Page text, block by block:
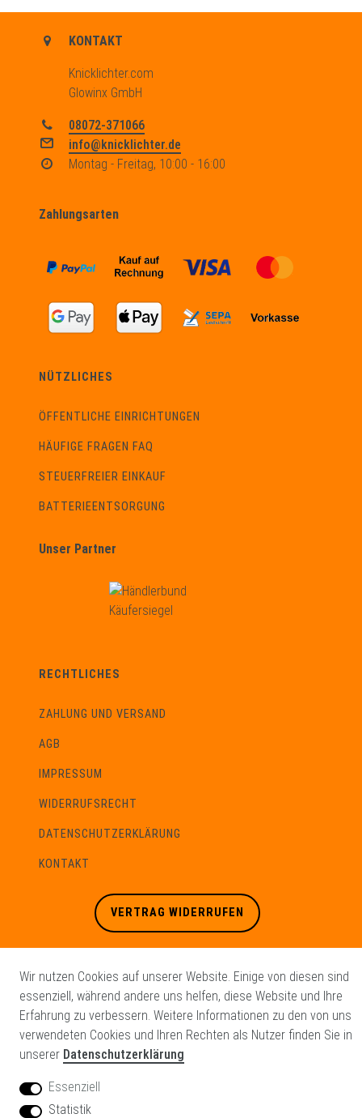
KONTAKT
Knicklichter.com
Glowinx GmbH
08072-371066
info@knicklichter.de
Montag - Freitag, 10:00 - 16:00
Zahlungsarten
NÜTZLICHES
ÖFFENTLICHE EINRICHTUNGEN
HÄUFIGE FRAGEN FAQ
STEUERFREIER EINKAUF
BATTERIEENTSORGUNG
Unser Partner
RECHTLICHES
ZAHLUNG UND VERSAND
AGB
IMPRESSUM
WIDERRUFSRECHT
DATENSCHUTZERKLÄRUNG
KONTAKT
VERTRAG WIDERRUFEN
NEWSLETTER
Sie können den Newsletter jederzeit kostenlos
abbestellen.
E-MAIL **
Newsletter
Honig
Hiermit bestätige ich, dass ich die
Wir nutzen Cookies auf unserer Website. Einige von diesen sind
essenziell, während andere uns helfen, diese Website und Ihre
Erfahrung zu verbessern. Weitere Informationen zu den von uns
verwendeten Cookies und Ihren Rechten als Nutzer finden Sie in
unserer Datenschutzerklärung
Essenziell
Statistik